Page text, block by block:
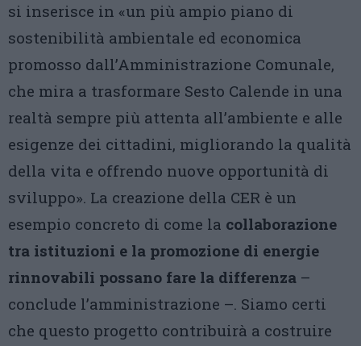
si inserisce in «un più ampio piano di
sostenibilità ambientale ed economica
promosso dall’Amministrazione Comunale,
che mira a trasformare Sesto Calende in una
realtà sempre più attenta all’ambiente e alle
esigenze dei cittadini, migliorando la qualità
della vita e offrendo nuove opportunità di
sviluppo». La creazione della CER è un
esempio concreto di come la collaborazione
tra istituzioni e la promozione di energie
rinnovabili possano fare la differenza –
conclude l’amministrazione –. Siamo certi
che questo progetto contribuirà a costruire